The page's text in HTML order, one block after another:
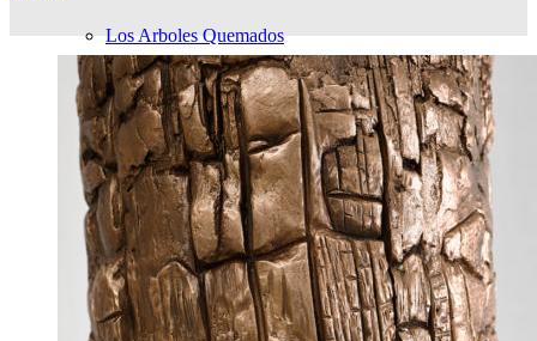
Los Arboles Quemados
Presentación
Exposiciones
Videos
BASTA